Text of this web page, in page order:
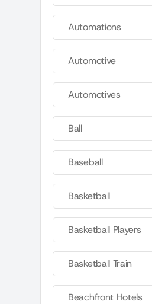
Automations
Automotive
Automotives
Ball
Baseball
Basketball
Basketball Players
Basketball Train
Beachfront Hotels